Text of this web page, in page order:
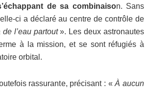
de sa combinaison. Sans
ci a déclaré au centre de contrôle de
de l’eau partout». Les deux astronautes
à la mission, et se sont réfugiés à
orbital.
rassurante, précisant : «À aucun